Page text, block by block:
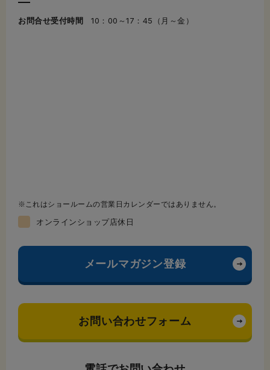
お問合せ受付時間 10：00～17：45（月～金）
これはショールームの営業日カレンダーではありません。
オンラインショップ店休日
メールマガジン登録
お問い合わせフォーム